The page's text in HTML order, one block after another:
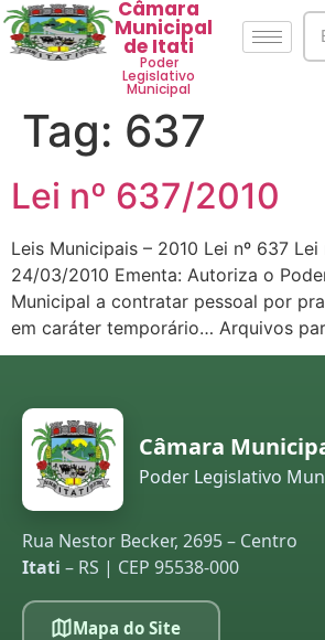
Câmara
Municipal
de Itati
Poder
Legislativo
Municipal
Tag: 637
Lei nº 637/2010
Leis Municipais – 2010 Lei nº 637 Lei
24/03/2010 Ementa: Autoriza o
Municipal a contratar pessoal por
em caráter temporário… Arquivos
Câmara
Poder Legislativo
Rua Nestor Becker, 2695 – Centro
Itati – RS | CEP 95538-000
Mapa do Site